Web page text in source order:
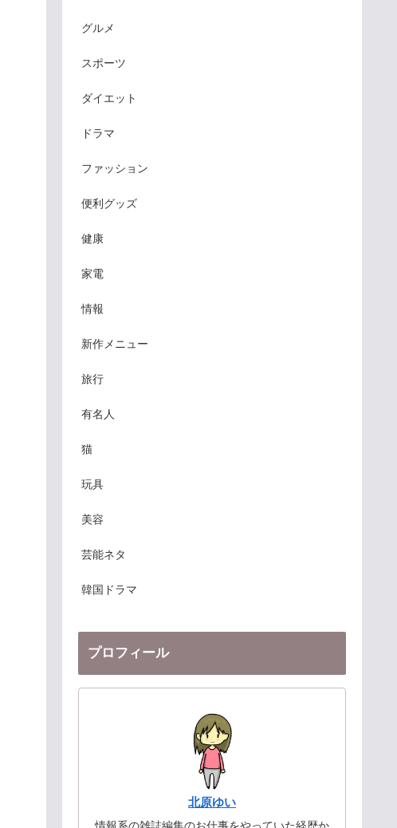
グルメ
スポーツ
ダイエット
ドラマ
ファッション
便利グッズ
健康
家電
情報
新作メニュー
旅行
有名人
猫
玩具
美容
芸能ネタ
韓国ドラマ
プロフィール
北原ゆい